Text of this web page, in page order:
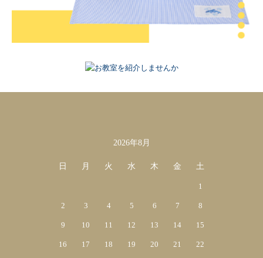
2026年8月
日 月 火 水 木 金 土
1
2 3 4 5 6 7 8
9 10 11 12 13 14 15
16 17 18 19 20 21 22